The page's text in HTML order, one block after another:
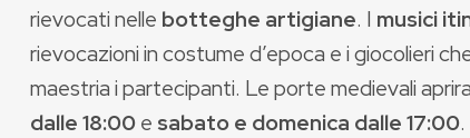
rievocati nelle botteghe artigiane. I musici
rievocazioni in costume d’epoca e i giocolieri
maestria i partecipanti. Le porte medievali
dalle 18:00e sabato e domenica dalle 17:00.